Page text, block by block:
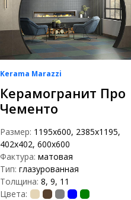
Kerama Marazzi
Керамогранит Про
Чементо
Размер: 1195х600, 2385х1195,
402х402, 600х600
Фактура: матовая
Тип: глазурованная
Толщина: 8, 9, 11
Цвета: